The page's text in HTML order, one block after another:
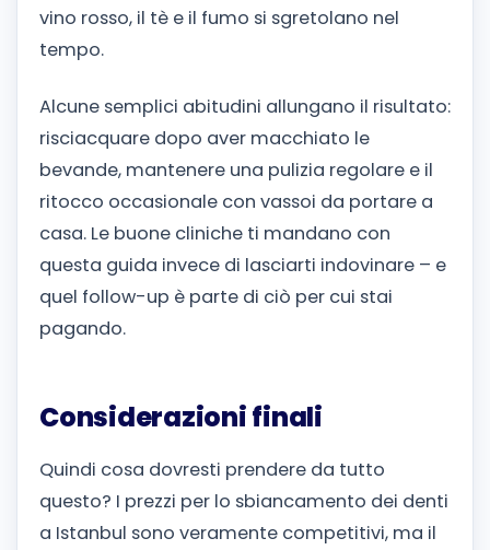
vino rosso, il tè e il fumo si sgretolano nel
tempo.
Alcune semplici abitudini allungano il risultato:
risciacquare dopo aver macchiato le
bevande, mantenere una pulizia regolare e il
ritocco occasionale con vassoi da portare a
casa. Le buone cliniche ti mandano con
questa guida invece di lasciarti indovinare – e
quel follow-up è parte di ciò per cui stai
pagando.
Considerazioni finali
Quindi cosa dovresti prendere da tutto
questo? I prezzi per lo sbiancamento dei denti
a Istanbul sono veramente competitivi, ma il